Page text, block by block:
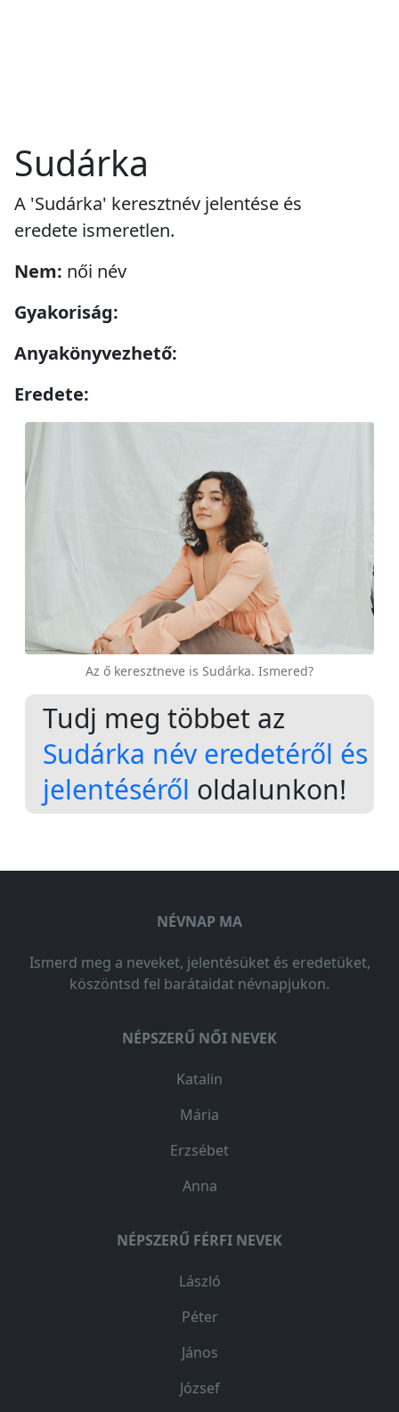
Sudárka
A 'Sudárka' keresztnév jelentése és
eredete ismeretlen.
Nem: női név
Gyakoriság:
Anyakönyvezhető:
Eredete:
Az ő keresztneve is Sudárka. Ismered?
Tudj meg többet az
Sudárka név eredetéről és
jelentéséről oldalunkon!
NÉVNAP MA
Ismerd meg a neveket, jelentésüket és eredetüket,
köszöntsd fel barátaidat névnapjukon.
NÉPSZERŰ NŐI NEVEK
Katalin
Mária
Erzsébet
Anna
NÉPSZERŰ FÉRFI NEVEK
László
Péter
János
József